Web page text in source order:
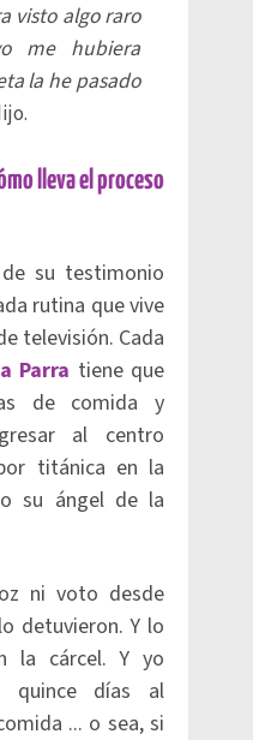
visto algo raro
me hubiera
la he pasado
lleva el proceso
su testimonio
rutina que vive
televisión. Cada
Parra tiene que
de comida y
al centro
titánica en la
su ángel de la
ni voto desde
detuvieron. Y lo
la cárcel. Y yo
quince días al
... o sea, si